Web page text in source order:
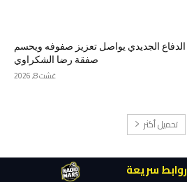
الدفاع الجديدي يواصل تعزيز صفوفه ويحسم
صفقة رضا الشكراوي
غشت 8, 2026
تحميل أكثر
روابط سريعة